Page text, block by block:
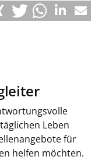
Leben
für
helfen möchten.